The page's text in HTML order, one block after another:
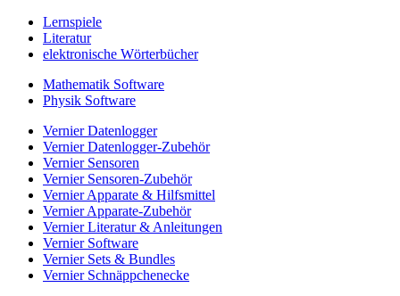
Lernspiele
Literatur
elektronische Wörterbücher
Mathematik Software
Physik Software
Vernier Datenlogger
Vernier Datenlogger-Zubehör
Vernier Sensoren
Vernier Sensoren-Zubehör
Vernier Apparate & Hilfsmittel
Vernier Apparate-Zubehör
Vernier Literatur & Anleitungen
Vernier Software
Vernier Sets & Bundles
Vernier Schnäppchenecke